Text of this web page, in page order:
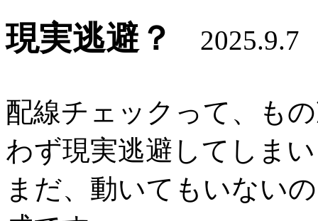
現実逃避？ 2025.9.7
配線チェックって、も
わず現実逃避してしま
まだ、動いてもいない